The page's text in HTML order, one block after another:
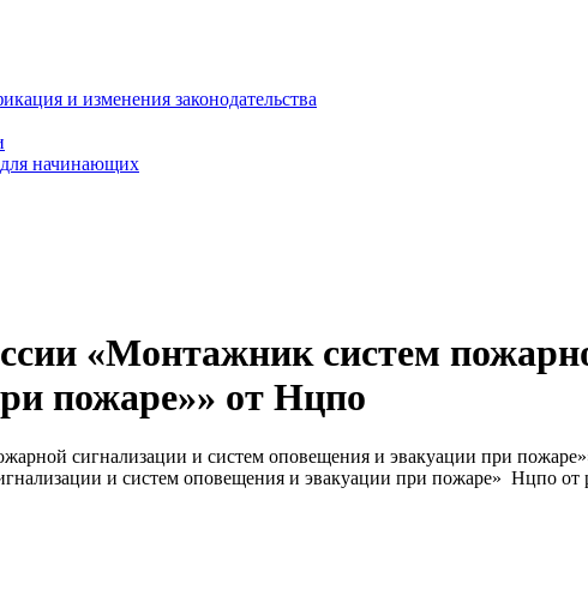
и изменения законодательства
начинающих
«Монтажник систем
пожаре»» от Нцпо
сигнализации и систем оповещения и эвакуации при
и систем оповещения и эвакуации при пожаре» Нцпо от